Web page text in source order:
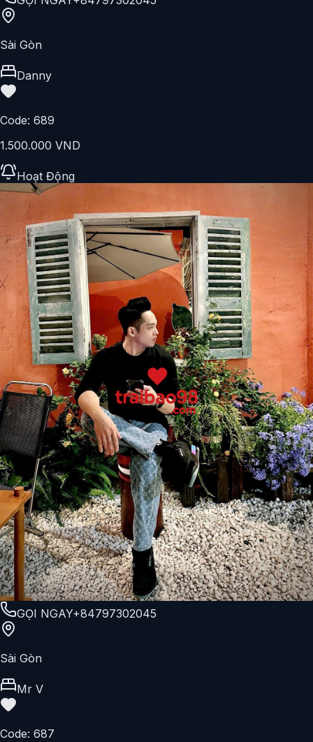
Sài Gòn
Danny
Code: 689
1.500.000 VND
Hoạt Động
GỌI NGAY+84797302045
Sài Gòn
Mr V
Code: 687